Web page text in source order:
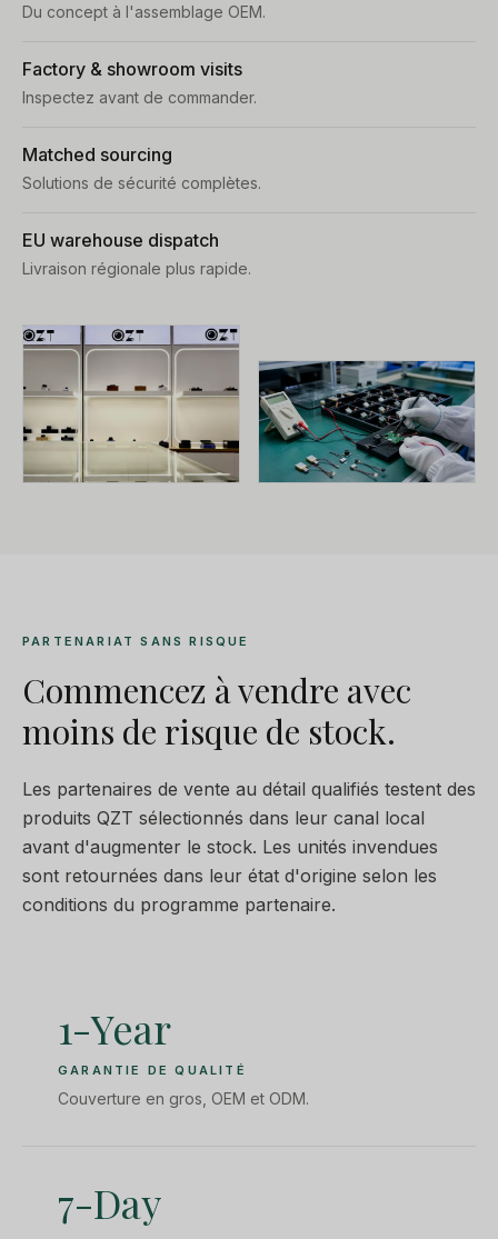
Du concept à l'assemblage OEM.
Factory & showroom visits
Inspectez avant de commander.
Matched sourcing
Solutions de sécurité complètes.
EU warehouse dispatch
Livraison régionale plus rapide.
PARTENARIAT SANS RISQUE
Commencez à vendre avec
moins de risque de stock.
Les partenaires de vente au détail qualifiés testent des
produits QZT sélectionnés dans leur canal local
avant d'augmenter le stock. Les unités invendues
sont retournées dans leur état d'origine selon les
conditions du programme partenaire.
1-Year
GARANTIE DE QUALITÉ
Couverture en gros, OEM et ODM.
7-Day